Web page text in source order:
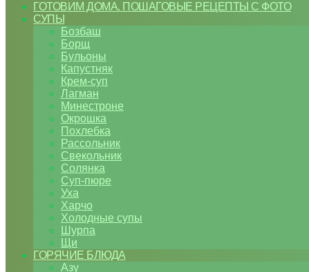
ГОТОВИМ ДОМА. ПОШАГОВЫЕ РЕЦЕПТЫ С ФОТО
СУПЫ
Бозбаш
Борщ
Бульоны
Капустняк
Крем-суп
Лагман
Минестроне
Окрошка
Похлебка
Рассольник
Свекольник
Солянка
Суп-пюре
Уха
Харчо
Холодные супы
Шурпа
Щи
ГОРЯЧИЕ БЛЮДА
Азу